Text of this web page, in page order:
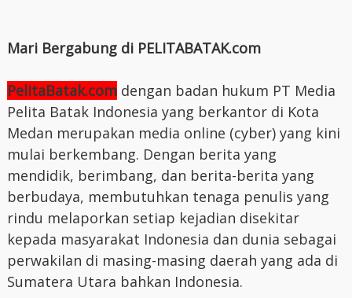
Mari Bergabung di PELITABATAK.com
PelitaBatak.comdengan badan hukum PT Media
Pelita Batak Indonesia yang berkantor di Kota
Medan merupakan media online (cyber) yang kini
mulai berkembang. Dengan berita yang
mendidik, berimbang, dan berita-berita yang
berbudaya, membutuhkan tenaga penulis yang
rindu melaporkan setiap kejadian disekitar
kepada masyarakat Indonesia dan dunia sebagai
perwakilan di masing-masing daerah yang ada di
Sumatera Utara bahkan Indonesia.